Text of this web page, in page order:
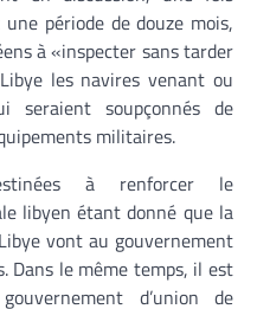
période de douze mois,
à «inspecter sans tarder
les navires venant ou
soupçonnés de
militaires.
à renforcer le
libyen étant donné que la
vont au gouvernement
Dans le même temps, il est
d’union de